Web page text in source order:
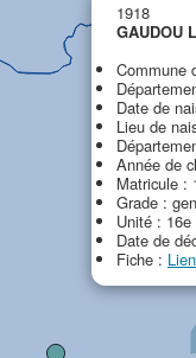
1918
GAUDOU
Commune
Date de
Lieu de
Année de
Matricule :
Grade :
Unité :
Date de
Fiche : Lien